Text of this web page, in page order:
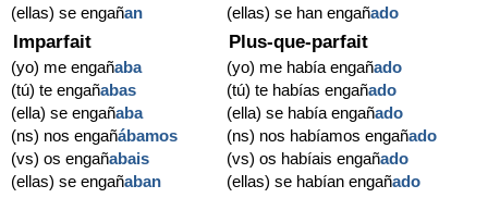
(ellas) se engañan
(ellas) se han engañado
Imparfait
(yo) me engañaba
(tú) te engañabas
(ella) se engañaba
(ns) nos engañábamos
(vs) os engañabais
(ellas) se engañaban
Plus-que-parfait
(yo) me había engañado
(tú) te habías engañado
(ella) se había engañado
(ns) nos habíamos engañado
(vs) os habíais engañado
(ellas) se habían engañado